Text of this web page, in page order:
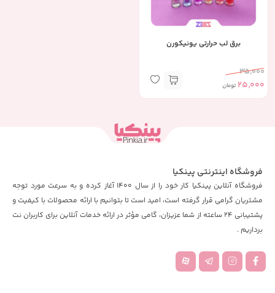
برق لب حرارتی یونیکورن
35,000
25,000 تومان
فروشگاه اینترنتی پینکیا
فروشگاه آنلاین پینکیا کار خود را از سال 1400 آغاز کرده و به سرعت مورد توجه
مشتریان گرامی قرار گرفته است، امید است تا بتوانیم با ارائه محصولات با کیفیت و
پشتیبانی 24 ساعته از شما عزیزان، گامی مؤثر در ارائه خدمات آنلاین برای کاربران نت
برداریم .